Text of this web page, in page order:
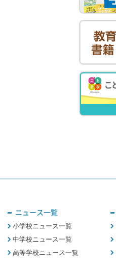
ニュース一覧
小学校ニュース一覧
中学校ニュース一覧
高等学校ニュース一覧